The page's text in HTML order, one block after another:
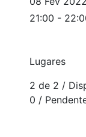
21:00 -
Lugares
2 de 2 /
0 /